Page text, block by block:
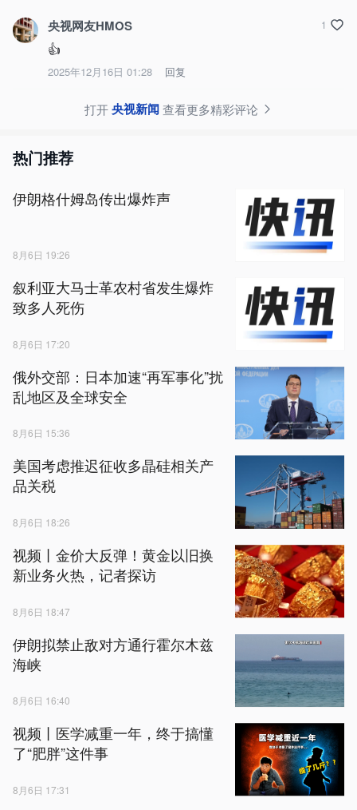
央视网友HMOS
👍
2025年12月16日 01:28 回复
1
打开央视新闻查看更多精彩评论
热门推荐
伊朗格什姆岛传出爆炸声
8月6日 19:26
叙利亚大马士革农村省发生爆炸
致多人死伤
8月6日 17:20
俄外交部：日本加速“再军事化”扰
乱地区及全球安全
8月6日 15:36
美国考虑推迟征收多晶硅相关产
品关税
8月6日 18:26
视频丨金价大反弹！黄金以旧换
新业务火热，记者探访
8月6日 18:47
伊朗拟禁止敌对方通行霍尔木兹
海峡
8月6日 16:40
视频丨医学减重一年，终于搞懂
了“肥胖”这件事
8月6日 17:31